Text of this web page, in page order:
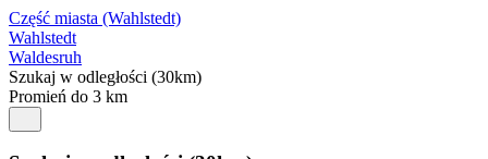
Część miasta (Wahlstedt)
Wahlstedt
Waldesruh
Szukaj w odległości (30km)
Promień do 3 km